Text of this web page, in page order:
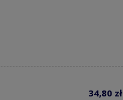
34,80 zł